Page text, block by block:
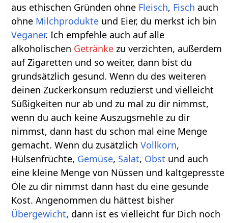
aus ethischen Gründen ohne Fleisch, Fisch auch
ohne Milchprodukte und Eier, du merkst ich bin
Veganer. Ich empfehle auch auf alle
alkoholischen Getränke zu verzichten, außerdem
auf Zigaretten und so weiter, dann bist du
grundsätzlich gesund. Wenn du des weiteren
deinen Zuckerkonsum reduzierst und vielleicht
Süßigkeiten nur ab und zu mal zu dir nimmst,
wenn du auch keine Auszugsmehle zu dir
nimmst, dann hast du schon mal eine Menge
gemacht. Wenn du zusätzlichVollkorn,
Hülsenfrüchte, Gemüse, Salat, Obst und auch
eine kleine Menge von Nüssen und kaltgepresste
Öle zu dir nimmst dann hast du eine gesunde
Kost. Angenommen du hättest bisher
Übergewicht, dann ist es vielleicht für Dich noch